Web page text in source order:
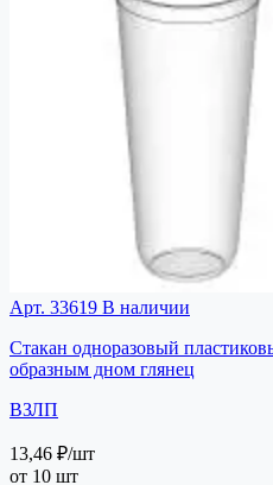
Арт. 33619 В наличии
Стакан одноразовый
образным дном глянец
ВЗЛП
13,46 ₽/шт
от 10 шт